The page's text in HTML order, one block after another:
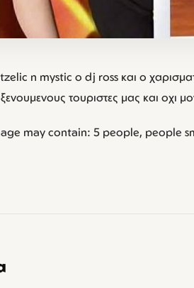
η mystic o dj ross και ο
τουριστες μας και οχι